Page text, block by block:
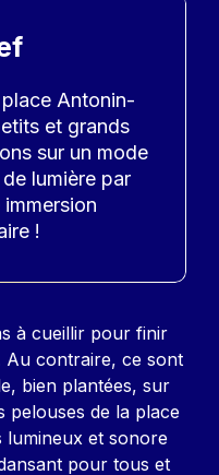
Antonin-
et grands
sur un mode
lumière par
!
à cueillir pour finir
contraire, ce sont
bien plantées, sur
pelouses de la place
et sonore
pour tous et